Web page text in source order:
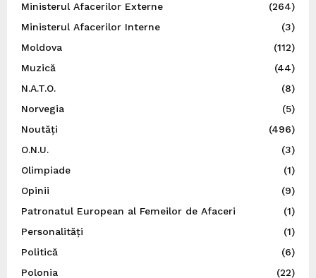
Ministerul Afacerilor Externe
(264)
Ministerul Afacerilor Interne
(3)
Moldova
(112)
Muzică
(44)
N.A.T.O.
(8)
Norvegia
(5)
Noutăți
(496)
O.N.U.
(3)
Olimpiade
(1)
Opinii
(9)
Patronatul European al Femeilor de Afaceri
(1)
Personalități
(1)
Politică
(6)
Polonia
(22)